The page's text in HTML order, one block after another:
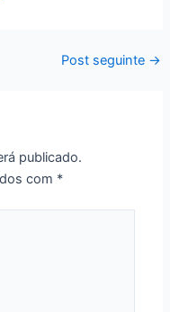
Post seguinte →
publicado.
com *